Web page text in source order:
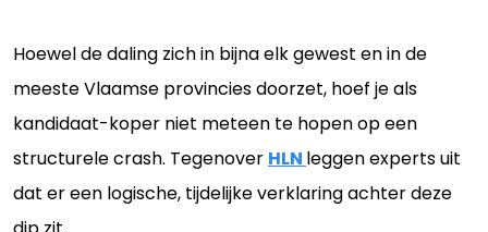
Hoewel de daling zich in bijna elk gewest en in de
meeste Vlaamse provincies doorzet, hoef je als
kandidaat-koper niet meteen te hopen op een
structurele crash. Tegenover HLN leggen experts uit
dat er een logische, tijdelijke verklaring achter deze